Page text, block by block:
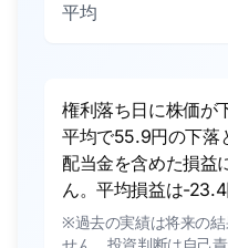
平均
権利落ち日に株価が
平均で55.9円の下落
配当金を含めた損益
ん。平均損益は-23.4
※過去の実績は将来の
せん。投資判断は自己